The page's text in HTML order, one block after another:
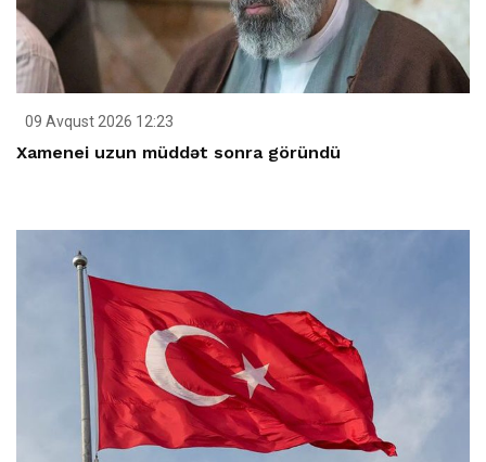
09 Avqust 2026 12:23
Xamenei uzun müddət sonra göründü